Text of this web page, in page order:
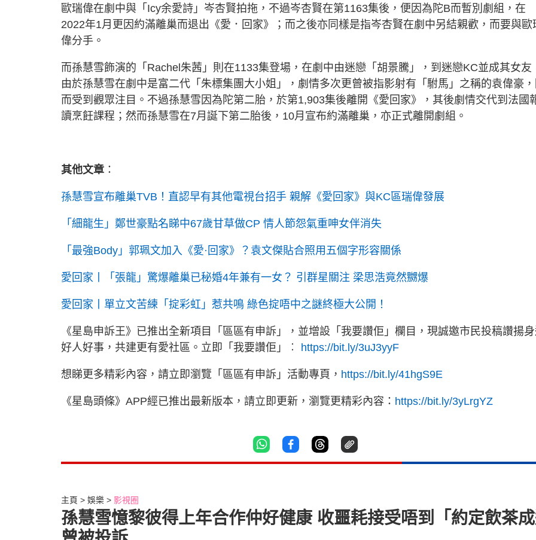
歐瑞偉在劇中與「Icy余愛詩」岑杏賢拍拖，不過岑杏賢在第1163集後，便因為陀B而暫別劇組，在
2022年1月更因約滿離巢而退出《愛．回家》；而之後亦同樣是指岑杏賢在劇中另結親歡，而要與歐
偉分手。
而孫慧雪飾演的「Rachel朱茜」則在1133集登場，在劇中由迷戀「胡景騰」，到迷戀KC並成其女友
由於孫慧雪在劇中是富二代「朱標集團大小姐」，劇情多次更曾被指影射有「駙馬」之稱的袁偉豪，
而受到觀眾注目。不過孫慧雪因為陀第二胎，於第1,903集後離開《愛回家》，其後劇情交代到法國
讀烹飪課程；然而孫慧雪在7月誕下第二胎後，10月宣布約滿離巢，亦正式離開劇組。
其他文章 ：
孫慧雪宣布離巢TVB！直認早有其他電視台招手 親解《愛回家》與KC區瑞偉發展
「細龍生」鄭世豪點名睇中67歲甘草做CP 情人節怨氣重呻女伴消失
「最強Body」郭珮文加入《愛·回家》？袁文傑貼合照用五個字形容關係
愛回家丨「張龍」驚爆離巢已秘婚4年兼有一女？ 引群星關注 梁思浩竟然嬲爆
愛回家丨單立文苦練「掟彩虹」惹共鳴 綠色掟唔中之謎終極大公開！
《星島申訴王》已推出全新項目「區區有申訴」，並增設「我要讚佢」欄目，現誠邀市民投稿讚揚
好人好事，共建更有愛社區。立即「我要讚佢」︰ https://bit.ly/3uJ3yyF
想睇更多精彩內容，請立即瀏覽「區區有申訴」活動專頁， https://bit.ly/41hgS9E
《星島頭條》APP經已推出最新版本，請立即更新，瀏覽更精彩內容： https://bit.ly/3yLrgYZ
主頁 娛樂 影視圈
孫慧雪憶黎彼得上年合作仲好健康 收噩耗接受唔到「約定飲茶